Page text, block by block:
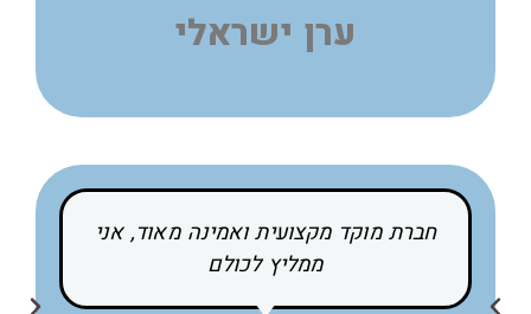
ערן ישראלי
חברת מוקד מקצועית ואמינה מאוד, אני
ממליץ לכולם